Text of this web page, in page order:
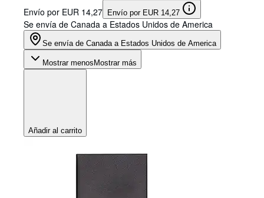
Envío por EUR 14,27
Envío por EUR 14,27
Se envía de Canada a Estados Unidos de America
Se envía de Canada a Estados Unidos de America
Mostrar menos Mostrar más
Añadir al carrito